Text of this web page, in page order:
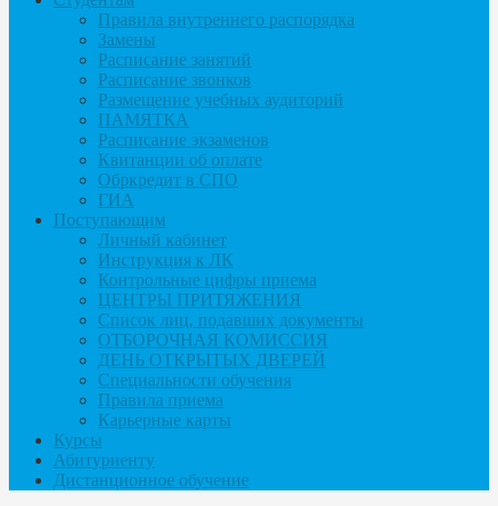
Правила внутреннего распорядка
Замены
Расписание занятий
Расписание звонков
Размещение учебных аудиторий
ПАМЯТКА
Расписание экзаменов
Квитанции об оплате
Обркредит в СПО
ГИА
Поступающим
Личный кабинет
Инструкция к ЛК
Контрольные цифры приема
ЦЕНТРЫ ПРИТЯЖЕНИЯ
Список лиц, подавших документы
ОТБОРОЧНАЯ КОМИССИЯ
ДЕНЬ ОТКРЫТЫХ ДВЕРЕЙ
Специальности обучения
Правила приема
Карьерные карты
Курсы
Абитуриенту
Дистанционное обучение